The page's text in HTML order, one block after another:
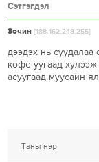
Сэтгэгдэл
Зочин [188.162.248.255]
дээдэх нь суудалаа
кофе уугаад
асуугаад муусайн